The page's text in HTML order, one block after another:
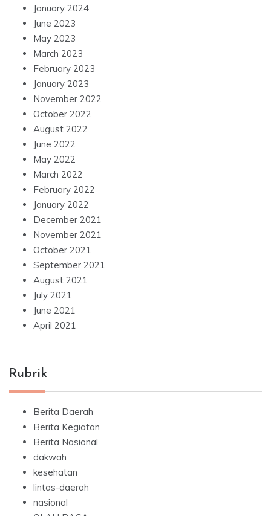
January 2024
June 2023
May 2023
March 2023
February 2023
January 2023
November 2022
October 2022
August 2022
June 2022
May 2022
March 2022
February 2022
January 2022
December 2021
November 2021
October 2021
September 2021
August 2021
July 2021
June 2021
April 2021
Rubrik
Berita Daerah
Berita Kegiatan
Berita Nasional
dakwah
kesehatan
lintas-daerah
nasional